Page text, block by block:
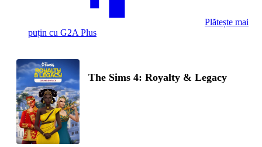
Plătește mai
puțin cu G2A Plus
The Sims 4: Royalty & Legacy